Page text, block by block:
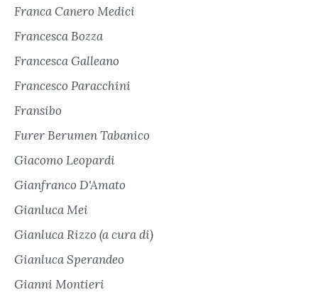
Franca Canero Medici
Francesca Bozza
Francesca Galleano
Francesco Paracchini
Fransibo
Furer Berumen Tabanico
Giacomo Leopardi
Gianfranco D'Amato
Gianluca Mei
Gianluca Rizzo (a cura di)
Gianluca Sperandeo
Gianni Montieri